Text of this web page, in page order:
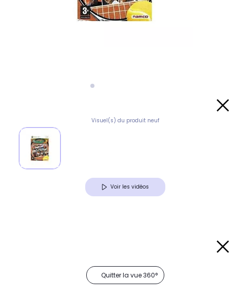
Visuel(s) du produit neuf
Voir les vidéos
Quitter la vue 360°